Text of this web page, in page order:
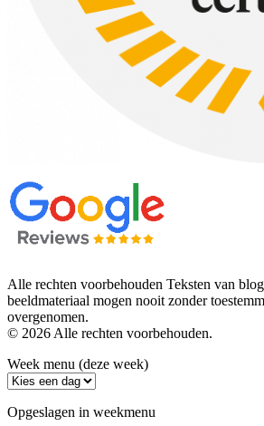
Alle rechten voorbehouden Teksten van
beeldmateriaal mogen nooit zonder
overgenomen.
© 2026 Alle rechten voorbehouden.
Week menu (deze week)
Opgeslagen in weekmenu